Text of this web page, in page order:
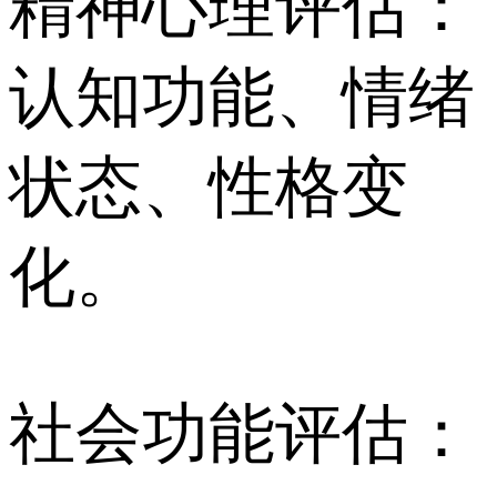
认知功能、情绪
状态、性格变
化。
社会功能评估：